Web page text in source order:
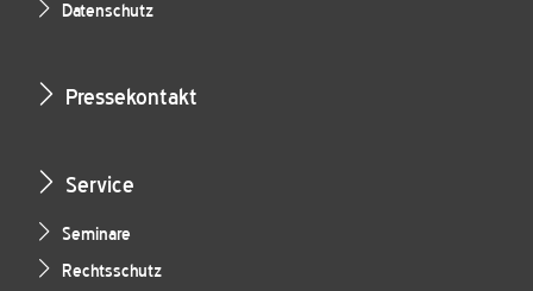
Datenschutz
Pressekontakt
Service
Seminare
Rechtsschutz